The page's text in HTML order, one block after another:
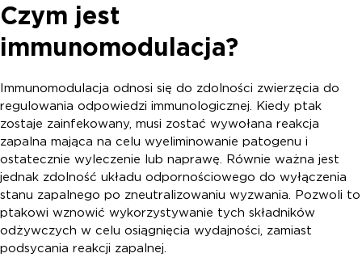
Czym jest
immunomodulacja?
Immunomodulacja odnosi się do zdolności zwierzęcia do
regulowania odpowiedzi immunologicznej. Kiedy ptak
zostaje zainfekowany, musi zostać wywołana reakcja
zapalna mająca na celu wyeliminowanie patogenu i
ostatecznie wyleczenie lub naprawę. Równie ważna jest
jednak zdolność układu odpornościowego do wyłączenia
stanu zapalnego po zneutralizowaniu wyzwania. Pozwoli to
ptakowi wznowić wykorzystywanie tych składników
odżywczych w celu osiągnięcia wydajności, zamiast
podsycania reakcji zapalnej.